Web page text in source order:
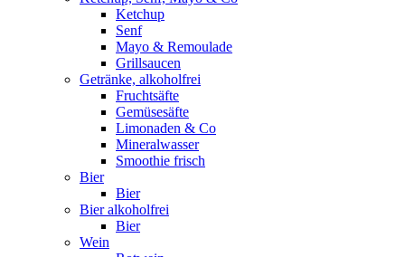
Ketchup
Senf
Mayo & Remoulade
Grillsaucen
Getränke, alkoholfrei
Fruchtsäfte
Gemüsesäfte
Limonaden & Co
Mineralwasser
Smoothie frisch
Bier
Bier
Bier alkoholfrei
Bier
Wein